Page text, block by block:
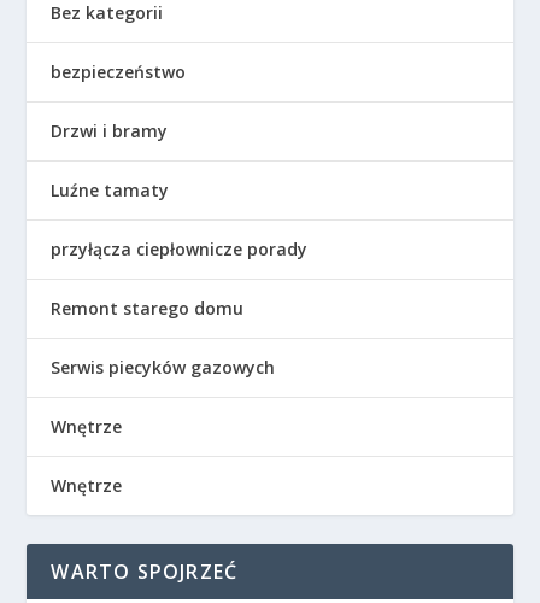
Bez kategorii
bezpieczeństwo
Drzwi i bramy
Luźne tamaty
przyłącza ciepłownicze porady
Remont starego domu
Serwis piecyków gazowych
Wnętrze
Wnętrze
WARTO SPOJRZEĆ